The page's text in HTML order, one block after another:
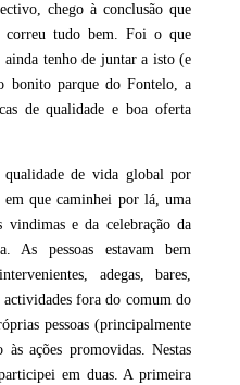
chego à conclusão que
tudo bem. Foi o que
ainda tenho de juntar a isto (e
bonito parque do Fontelo, a
de qualidade e boa oferta
de vida global por
em que caminhei por lá, uma
vindimas e da celebração da
As pessoas estavam bem
adegas, bares,
fora do comum do
pessoas (principalmente
às ações promovidas. Nestas
em duas. A primeira